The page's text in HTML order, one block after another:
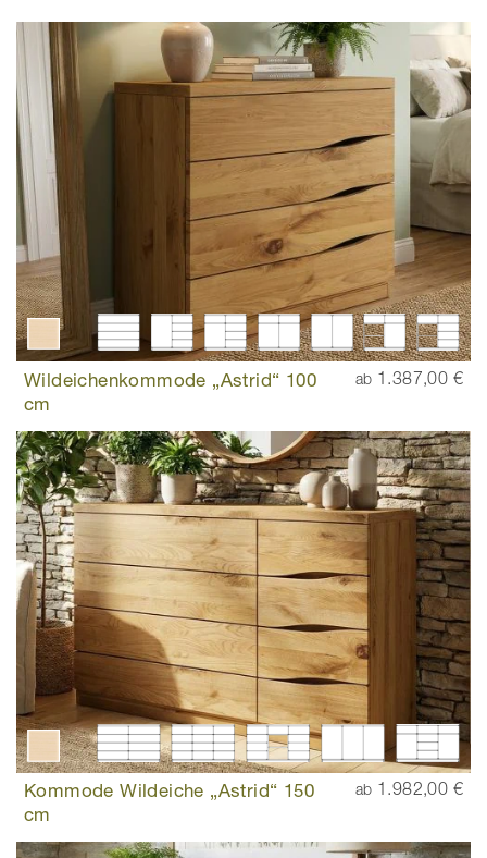
Wildeichenkommode „Astrid“ 100
cm
ab 1.387,00 €
Kommode Wildeiche „Astrid“ 150
cm
ab 1.982,00 €